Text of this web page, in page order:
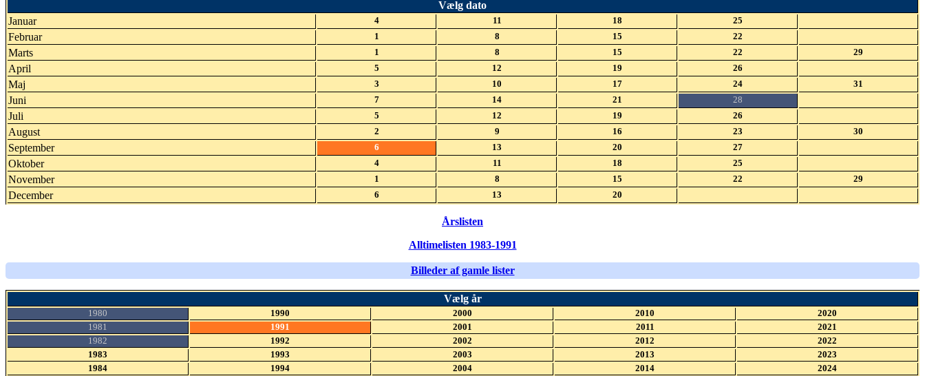
Vælg dato
Januar
4 11 18 25
Februar 1 8 15 22
Marts 1 8 15 22 29
April 5 12 19 26
Maj 3 10 17 24 31
Juni 7 14 21 28
Juli 5 12 19 26
August 2 9 16 23 30
September 6 13 20 27
Oktober 4 11 18 25
November 1 8 15 22 29
December 6 13 20
Årslisten
Alltimelisten 1983-1991
Billeder af gamle lister
Vælg år
1980 1990 2000 2010
2020
1981
1991 2001 2011
2021
1982
1992 2002 2012
2022
1983
1993 2003 2013
2023
1984
1994 2004 2014 2024